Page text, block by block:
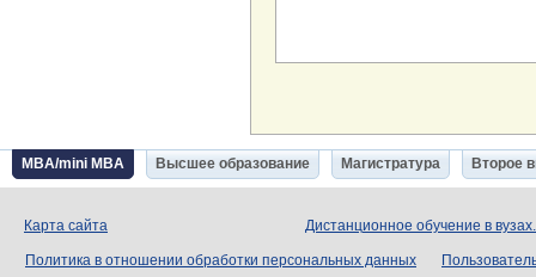
MBA/mini MBA Высшее образование Магистратура Второе
Карта сайта Дистанционное обучение в
Политика в отношении обработки персональных данных